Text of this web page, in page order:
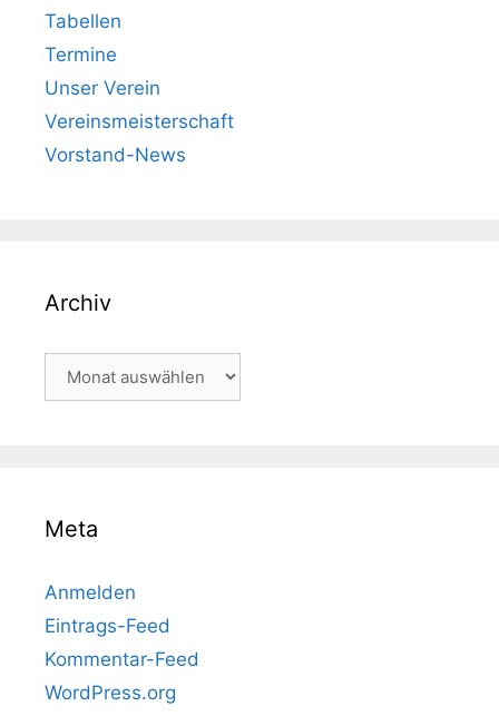
Tabellen
Termine
Unser Verein
Vereinsmeisterschaft
Vorstand-News
Archiv
Meta
Anmelden
Eintrags-Feed
Kommentar-Feed
WordPress.org